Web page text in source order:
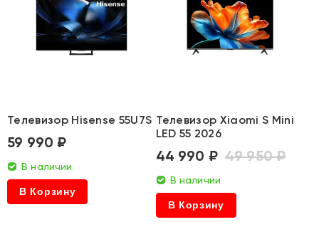
Телевизор Hisense 55U7S
59 990 ₽
В наличии
В Корзину
Телевизор Xiaomi S Mini
LED 55 2026
44 990 ₽ 49 950 ₽
В наличии
В Корзину